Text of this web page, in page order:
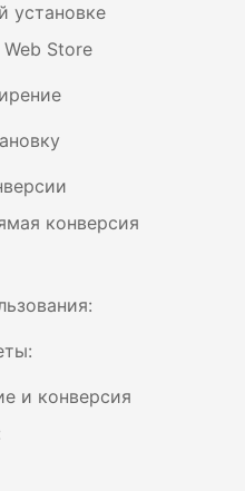
установке
Store
конверсия
и конверсия